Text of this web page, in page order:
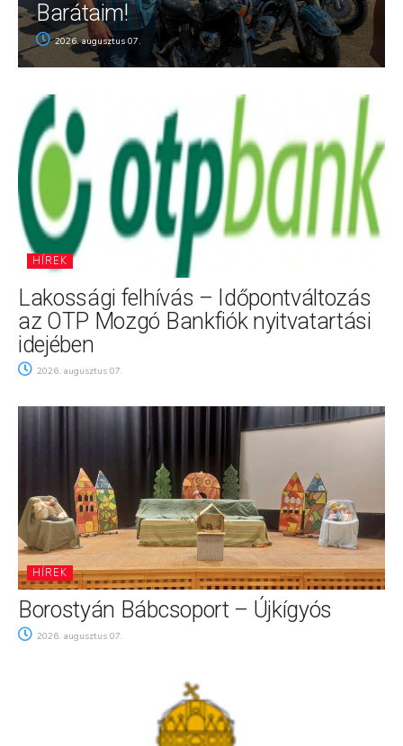
Barátaim!
2026. augusztus 07.
HÍREK
Lakossági felhívás – Időpontváltozás
az OTP Mozgó Bankfiók nyitvatartási
idejében
2026. augusztus 07.
HÍREK
Borostyán Bábcsoport – Újkígyós
2026. augusztus 07.